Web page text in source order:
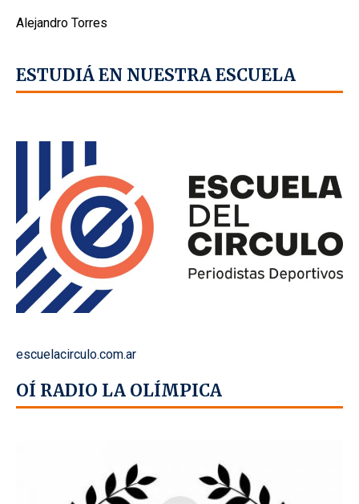
Alejandro Torres
ESTUDIÁ EN NUESTRA ESCUELA
escuelacirculo.com.ar
OÍ RADIO LA OLÍMPICA